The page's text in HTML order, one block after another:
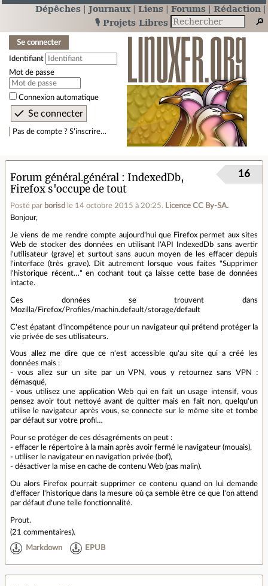
Dépêches Journaux Liens Forums
Rédaction
🎙️ Projets Libres
Se connecter
Identifiant
Mot de passe
Connexion automatique
Pas de compte ? S’inscrire…
Forum général.général
IndexedDb,
Firefox s'occupe de tout
Posté par borisd le 14 octobre 2015 à 20:25. Licence CC By‑SA.
16
Bonjour,
Je viens de me rendre compte aujourd'hui que Firefox permet aux sites
Web de stocker des données en utilisant l'API IndexedDb sans avertir
l'utilisateur (grave) et surtout sans aucun moyen de les effacer depuis
l'interface (très grave). Dit autrement lorsque vous faites "Supprimer
l'historique récent…" en cochant tout ça laisse cette base de données
intacte.
Ces données se trouvent dans
Mozilla/Firefox/Profiles/machin.default/storage/default
C'est épatant d'incompétence pour un navigateur qui prétend protéger la
vie privée de ses utilisateurs.
Vous allez me dire que ce n'est accessible qu'au site qui a créé les
données mais :
- vous allez sur un site par un VPN, vous y retournez sans VPN :
démasqué,
- vous utilisez une application Web qui en fait un usage intensif, vous
pensez avoir tout nettoyé avant de quitter mais en fait non, quelqu'un
utilise le navigateur après vous, se connecte sur le même site et tombe
par défaut sur votre profil…
Pour se protéger de ces désagréments on peut :
- effacer le répertoire à la main après avoir fermé le navigateur (mouais),
- utiliser le navigateur en navigation privée (bof),
- désactiver la mise en cache de contenu Web (pas malin).
Ou alors Firefox pourrait supprimer ce contenu quand on lui demande
d'effacer l'historique dans la mesure où ça semble être ce que l'on attend
par défaut d'une telle fonctionnalité.
Prout.
(21 commentaires).
Markdown EPUB